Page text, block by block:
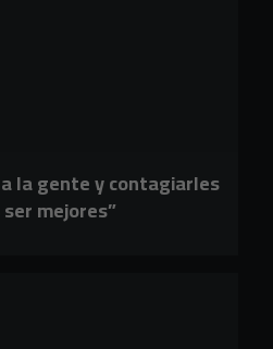
la gente y contagiarles
mejores”